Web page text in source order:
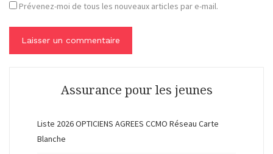
Prévenez-moi de tous les nouveaux articles par e-mail.
Assurance pour les jeunes
Liste 2026 OPTICIENS AGREES CCMO Réseau Carte
Blanche